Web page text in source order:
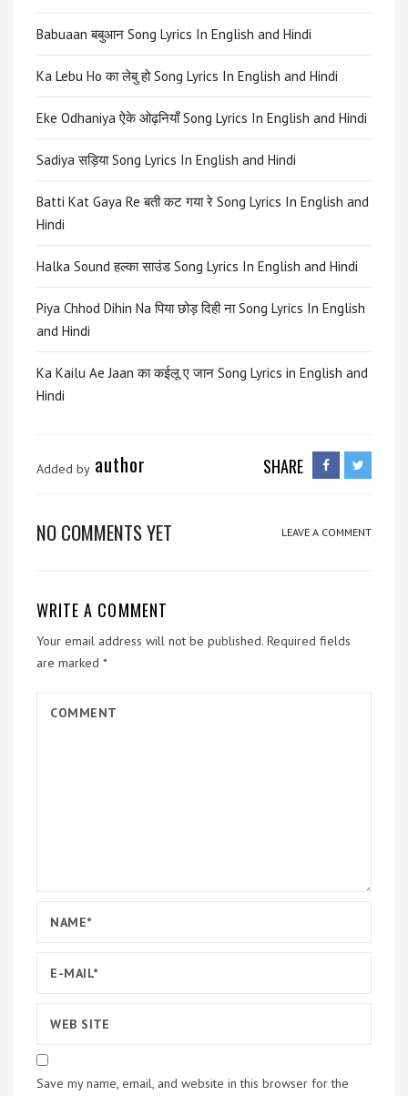
Babuaan बबुआन Song Lyrics In English and Hindi
Ka Lebu Ho का लेबु हो Song Lyrics In English and Hindi
Eke Odhaniya ऐके ओढ़नियाँ Song Lyrics In English and Hindi
Sadiya सड़िया Song Lyrics In English and Hindi
Batti Kat Gaya Re बती कट गया रे Song Lyrics In English and
Hindi
Halka Sound हल्का साउंड Song Lyrics In English and Hindi
Piya Chhod Dihin Na पिया छोड़ दिही ना Song Lyrics In English
and Hindi
Ka Kailu Ae Jaan का कईलू ए जान Song Lyrics in English and
Hindi
Added by author SHARE
NO COMMENTS YET LEAVE A COMMENT
WRITE A COMMENT
Your email address will not be published. Required fields
are marked *
Save my name, email, and website in this browser for the